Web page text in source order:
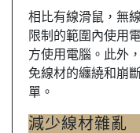
相比有線滑鼠，無
限制的範圍內使用
方使用電腦。此外
免線材的纏繞和崩
單。
減少線材雜亂